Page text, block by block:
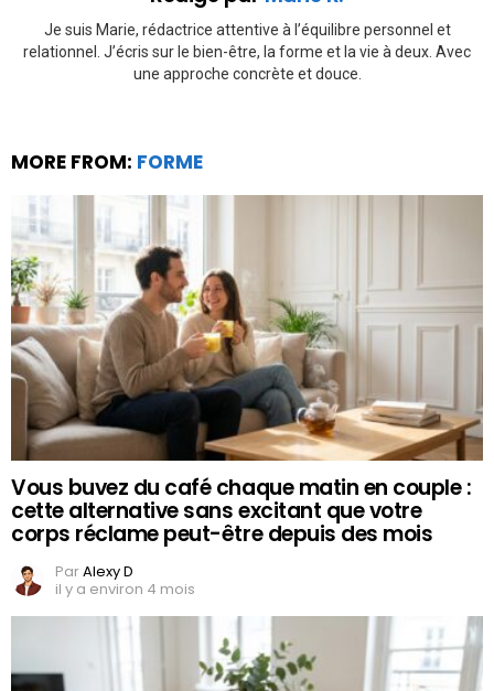
Je suis Marie, rédactrice attentive à l’équilibre personnel et
relationnel. J’écris sur le bien-être, la forme et la vie à deux. Avec
une approche concrète et douce.
MORE FROM: FORME
Vous buvez du café chaque matin en couple :
cette alternative sans excitant que votre
corps réclame peut-être depuis des mois
ParAlexy D
il y a environ 4 mois